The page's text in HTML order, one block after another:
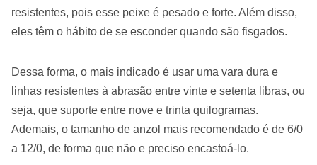
resistentes, pois esse peixe é pesado e forte. Além disso,
eles têm o hábito de se esconder quando são fisgados.
Dessa forma, o mais indicado é usar uma vara dura e
linhas resistentes à abrasão entre vinte e setenta libras, ou
seja, que suporte entre nove e trinta quilogramas.
Ademais, o tamanho de anzol mais recomendado é de 6/0
a 12/0, de forma que não e preciso encastoá-lo.